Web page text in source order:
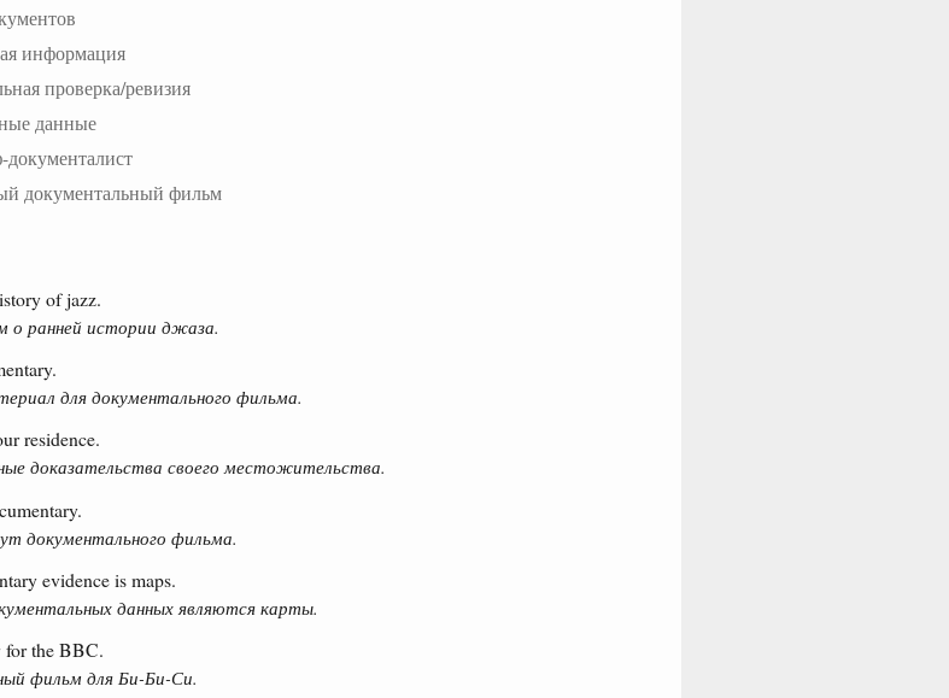
информация
проверка/ревизия
данные
документалист
документальный фильм
of jazz.
о ранней истории джаза.
для документального фильма.
residence.
доказательства своего местожительства.
документального фильма.
evidence is maps.
данных являются карты.
for the BBC.
фильм для Би-Би-Си.